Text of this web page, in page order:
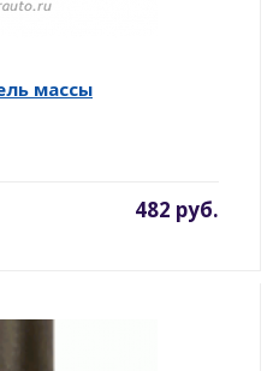
массы
482 руб.